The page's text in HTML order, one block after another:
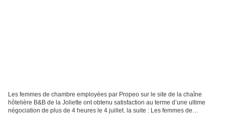
Les femmes de chambre employées par Propeo sur le site de la chaîne
hôtelière B&B de la Joliette ont obtenu satisfaction au terme d’une ultime
négociation de plus de 4 heures le 4 juillet. la suite : Les femmes de